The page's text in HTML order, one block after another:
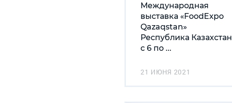
Международная
выставка «FoodExpo
Qazaqstan»
Республика Казахстан
с 6 по ...
21 ИЮНЯ 2021